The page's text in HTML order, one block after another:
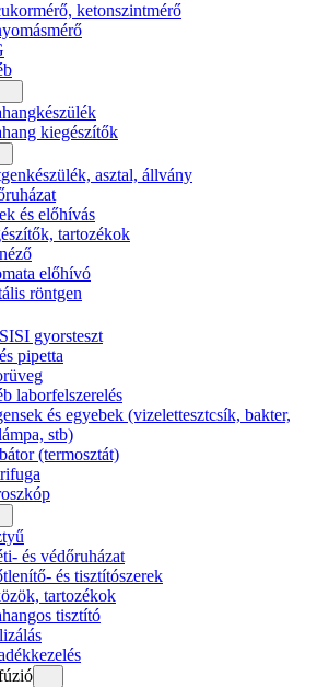
ketonszintmérő
kiegészítők
asztal, állvány
és előhívás
tartozékok
előhívó
röntgen
gyorsteszt
pipetta
laborfelszerelés
és egyebek (vizelettesztcsík, bakter,
stb)
(termosztát)
és védőruházat
és tisztítószerek
tartozékok
tisztító